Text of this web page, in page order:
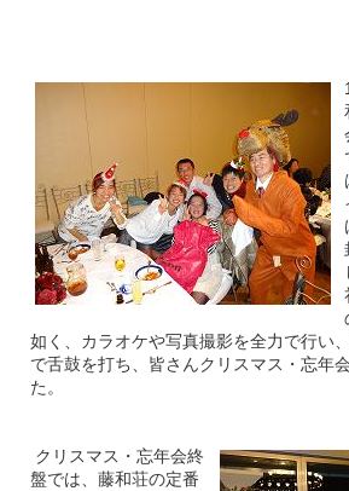
如く、カラオケや写真撮影を全力で行い
で舌鼓を打ち、皆さんクリスマス・忘年
た。
クリスマス・忘年会終
盤では、藤和荘の定番